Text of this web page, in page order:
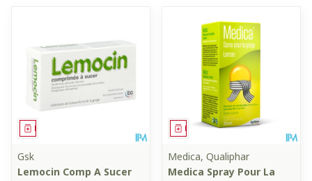
Médicament
Gsk
Lemocin Comp A Sucer
Médicament
Medica, Qualiphar
Medica Spray Pour La